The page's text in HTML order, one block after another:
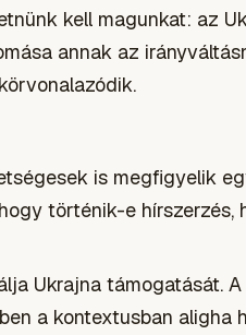
kell magunkat: az
annak az
is megfigyelik
történik-e hírszerzés,
Ukrajna támogatását.
a kontextusban aligha